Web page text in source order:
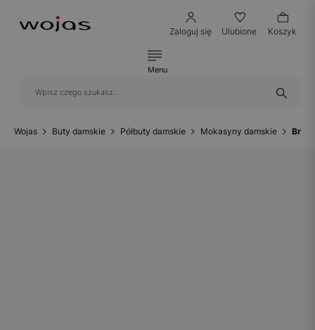
Zaloguj się Ulubione Koszyk
Menu
Wojas Buty damskie Półbuty damskie Mokasyny damskie